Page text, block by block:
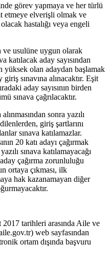
görev yapmaya ve her türlü
etmeye elverişli olmak ve
hastalığı veya engeli
ve usulüne uygun olarak
katılacak aday sayısından
yüksek olan adaydan başlamak
sınavına alınacaktır. Eşit
aday sayısının birden
sınava çağrılacaktır.
sonra yazılı
giriş şartlarını
sınava katılamazlar.
20 katı adayı çağırmak
sınava katılamayacağı
çağırma zorunluluğu
ortaya çıkması, ilk
hak kazanamayan diğer
tarihleri arasında Aile ve
web sayfasından
ortam dışında başvuru